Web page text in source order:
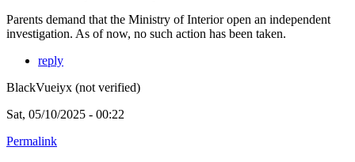
Parents demand that the Ministry of Interior open an independent
investigation. As of now, no such action has been taken.
reply
BlackVueiyx (not verified)
Sat, 05/10/2025 - 00:22
Permalink